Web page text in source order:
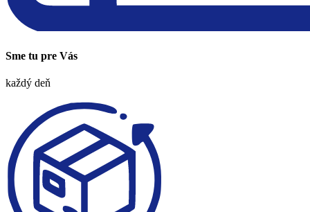
Sme tu pre Vás
každý deň